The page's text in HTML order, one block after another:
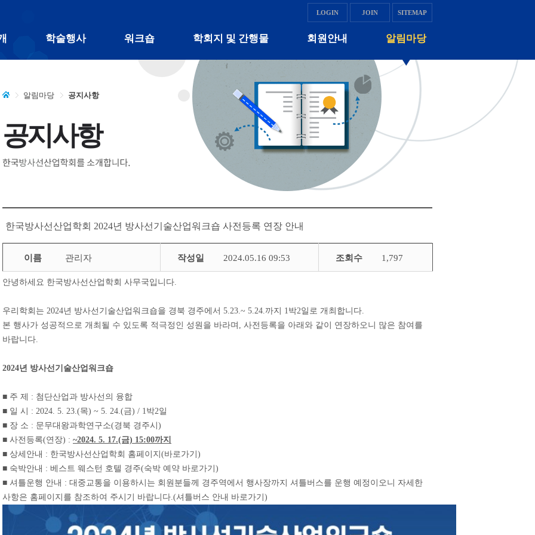
LOGIN JOIN SITEMAP
학술행사 워크숍 학회지 및 간행물 회원안내 알림마당
공지사항
알림마당 공지사항
한국방사선산업학회 2024년 방사선기술산업워크숍 사전등록 연장 안내
이름 관리자 작성일 2024.05.16 09:53 조회수 1,797
안녕하세요 한국방사선산업학회 사무국입니다.
우리학회는 2024년 방사선기술산업워크숍을 경북 경주에서 5.23.~ 5.24.까지 1박2일로 개최합니다.
본 행사가 성공적으로 개최될 수 있도록 적극정인 성원을 바라며, 사전등록을 아래와 같이 연장하오니 많은 참여를
바랍니다.
2024년 방사선기술산업워크숍
■ 주 제 : 첨단산업과 방사선의 융합
■ 일 시 : 2024. 5. 23.(목) ~ 5. 24.(금) / 1박2일
■ 장 소 : 문무대왕과학연구소(경북 경주시)
■ 사전등록(연장) : ~2024. 5. 17.(금) 15:00까지
■ 상세안내 : 한국방사선산업학회 홈페이지(바로가기 )
■ 숙박안내 : 베스트 웨스턴 호텔 경주(숙박 예약 바로가기 )
■ 셔틀운행 안내 : 대중교통을 이용하시는 회원분들께 경주역에서 행사장까지 셔틀버스를 운행 예정이오니 자세한
사항은 홈페이지를 참조하여 주시기 바랍니다.(셔틀버스 안내 바로가기 )